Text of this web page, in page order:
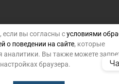
вы согласны сусловиями
о поведении на сайте, которые
аналитики. Вы также можете
браузера.